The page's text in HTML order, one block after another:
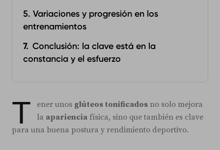
5. Variaciones y progresión en los
entrenamientos
Conclusión: la clave está en la
constancia y el esfuerzo
T ener unos glúteos tonificados no solo mejora
la apariencia física, sino que también es clave
para una buena postura y rendimiento deportivo.